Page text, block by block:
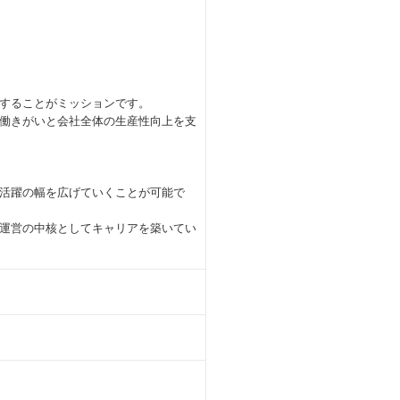
ることがミッションです。
きがいと会社全体の生産性向上を支
躍の幅を広げていくことが可能で
営の中核としてキャリアを築いてい